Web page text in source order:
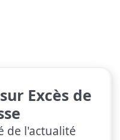
Excès de
de l'actualité